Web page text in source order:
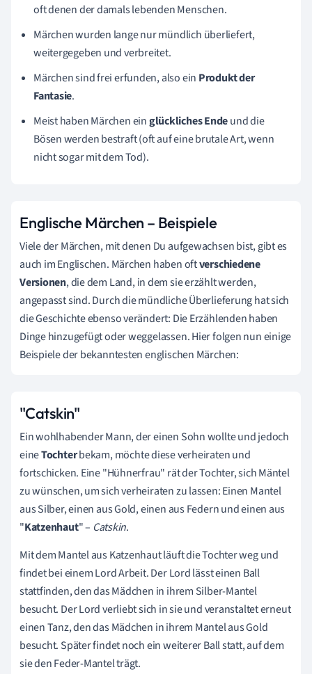
oft denen der damals lebenden Menschen.
Märchen wurden lange nur mündlich überliefert,
weitergegeben und verbreitet.
Märchen sind frei erfunden, also ein Produkt der
Fantasie.
Meist haben Märchen einglückliches Endeund die
Bösen werden bestraft (oft auf eine brutale Art, wenn
nicht sogar mit dem Tod).
Englische Märchen – Beispiele
Viele der Märchen, mit denen Du aufgewachsen bist, gibt es
auch im Englischen. Märchen haben oftverschiedene
Versionen, die dem Land, in dem sie erzählt werden,
angepasst sind. Durch die mündliche Überlieferung hat sich
die Geschichte ebenso verändert: Die Erzählenden haben
Dinge hinzugefügt oder weggelassen. Hier folgen nun einige
Beispiele der bekanntesten englischen Märchen:
"Catskin"
Ein wohlhabender Mann, der einen Sohn wollte und jedoch
eineTochterbekam, möchte diese verheiraten und
fortschicken. Eine "Hühnerfrau" rät der Tochter, sich Mäntel
zu wünschen, um sich verheiraten zu lassen: Einen Mantel
aus Silber, einen aus Gold, einen aus Federn und einen aus
"Katzenhaut" – Catskin.
Mit dem Mantel aus Katzenhaut läuft die Tochter weg und
findet bei einem Lord Arbeit. Der Lord lässt einen Ball
stattfinden, den das Mädchen in ihrem Silber-Mantel
besucht. Der Lord verliebt sich in sie und veranstaltet erneut
einen Tanz, den das Mädchen in ihrem Mantel aus Gold
besucht. Später findet noch ein weiterer Ball statt, auf dem
sie den Feder-Mantel trägt.